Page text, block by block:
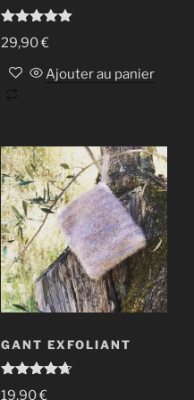
Note5.00
sur 5
29,90€
Ajouter au panier
GANT EXFOLIANT
Note4.67
19,90€